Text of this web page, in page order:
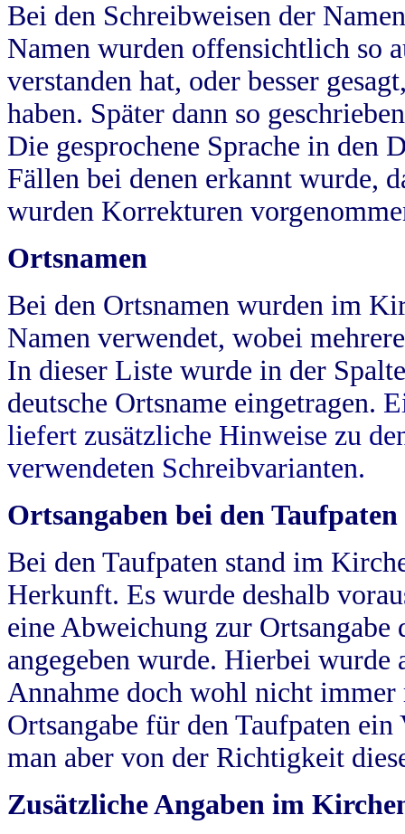
Bei den Schreibweisen der
Namen wurden offensichtlich so
verstanden hat, oder besser
haben. Später dann so
Die gesprochene Sprache in
Fällen bei denen erkannt wurde,
wurden Korrekturen
Ortsnamen
Bei den Ortsnamen wurden im
Namen verwendet, wobei
In dieser Liste wurde in der
deutsche Ortsname eingetragen.
liefert zusätzliche Hinweise zu
verwendeten Schreibvarianten.
Ortsangaben bei den Taufpaten
Bei den Taufpaten stand im
Herkunft. Es wurde deshalb
eine Abweichung zur
angegeben wurde. Hierbei wurde
Annahme doch wohl nicht
Ortsangabe für den Taufpaten
man aber von der Richtigkeit
Zusätzliche Angaben im